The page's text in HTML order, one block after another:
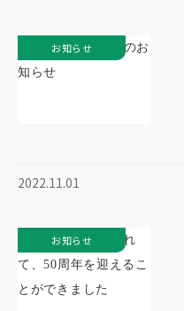
2022.11.01
お知らせ
お知らせ